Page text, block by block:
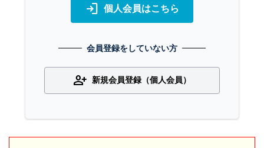
login 個人会員はこちら
会員登録をしていない方
person_add 新規会員登録（個人会員）